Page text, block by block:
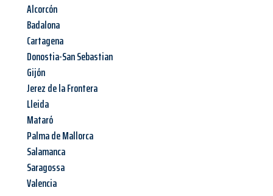
Alcorcón
Badalona
Cartagena
Donostia-San Sebastian
Gijón
Jerez de la Frontera
Lleida
Mataró
Palma de Mallorca
Salamanca
Saragossa
Valencia